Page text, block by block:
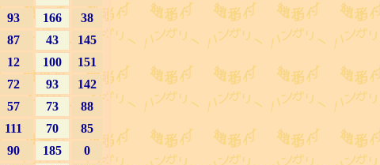
93 166
38
87 43
145
12 100
151
72 93
142
57 73
88
111 70
85
90 185
0